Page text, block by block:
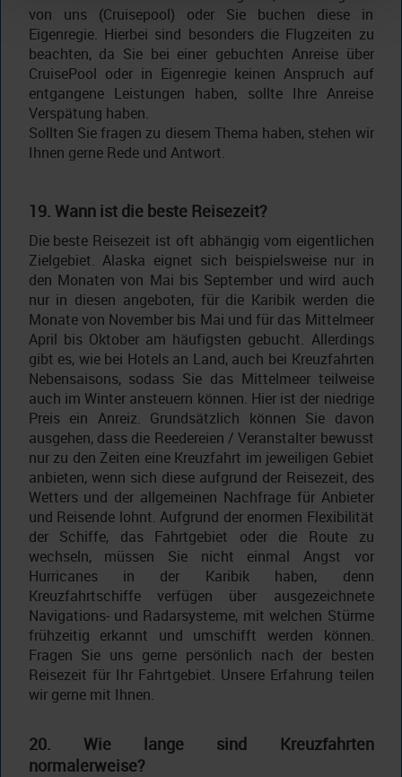
von uns (Cruisepool) oder Sie buchen diese in
Eigenregie. Hierbei sind besonders die Flugzeiten zu
beachten, da Sie bei einer gebuchten Anreise über
CruisePool oder in Eigenregie keinen Anspruch auf
entgangene Leistungen haben, sollte Ihre Anreise
Verspätung haben.
Sollten Sie fragen zu diesem Thema haben, stehen wir
Ihnen gerne Rede und Antwort.
19. Wann ist die beste Reisezeit?
Die beste Reisezeit ist oft abhängig vom eigentlichen
Zielgebiet. Alaska eignet sich beispielsweise nur in
den Monaten von Mai bis September und wird auch
nur in diesen angeboten, für die Karibik werden die
Monate von November bis Mai und für das Mittelmeer
April bis Oktober am häufigsten gebucht. Allerdings
gibt es, wie bei Hotels an Land, auch bei Kreuzfahrten
Nebensaisons, sodass Sie das Mittelmeer teilweise
auch im Winter ansteuern können. Hier ist der niedrige
Preis ein Anreiz. Grundsätzlich können Sie davon
ausgehen, dass die Reedereien / Veranstalter bewusst
nur zu den Zeiten eine Kreuzfahrt im jeweiligen Gebiet
anbieten, wenn sich diese aufgrund der Reisezeit, des
Wetters und der allgemeinen Nachfrage für Anbieter
und Reisende lohnt. Aufgrund der enormen Flexibilität
der Schiffe, das Fahrtgebiet oder die Route zu
wechseln, müssen Sie nicht einmal Angst vor
Hurricanes in der Karibik haben, denn
Kreuzfahrtschiffe verfügen über ausgezeichnete
Navigations- und Radarsysteme, mit welchen Stürme
frühzeitig erkannt und umschifft werden können.
Fragen Sie uns gerne persönlich nach der besten
Reisezeit für Ihr Fahrtgebiet. Unsere Erfahrung teilen
wir gerne mit Ihnen.
20. Wie lange sind Kreuzfahrten
normalerweise?